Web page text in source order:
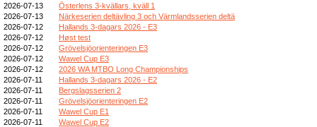
2026-07-13
Österlens 3-kvällars, kväll 1
2026-07-13
Närkeserien deltävling 3 och Värmlandsserien deltä
2026-07-12
Hallands 3-dagars 2026 - E3
2026-07-12
Høst test
2026-07-12
Grövelsjöorienteringen E3
2026-07-12
Wawel Cup E3
2026-07-12
2026 WA MTBO Long Championships
2026-07-11
Hallands 3-dagars 2026 - E2
2026-07-11
Bergslagsserien 2
2026-07-11
Grövelsjöorienteringen E2
2026-07-11
Wawel Cup E1
2026-07-11
Wawel Cup E2